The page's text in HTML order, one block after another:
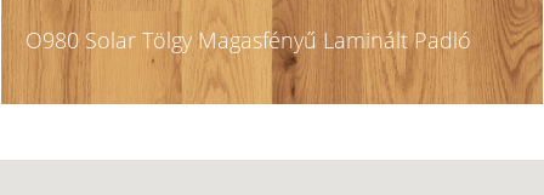
O980 Solar Tölgy Magasfényű Laminált Padló